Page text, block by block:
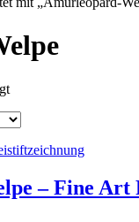
– Fine Art